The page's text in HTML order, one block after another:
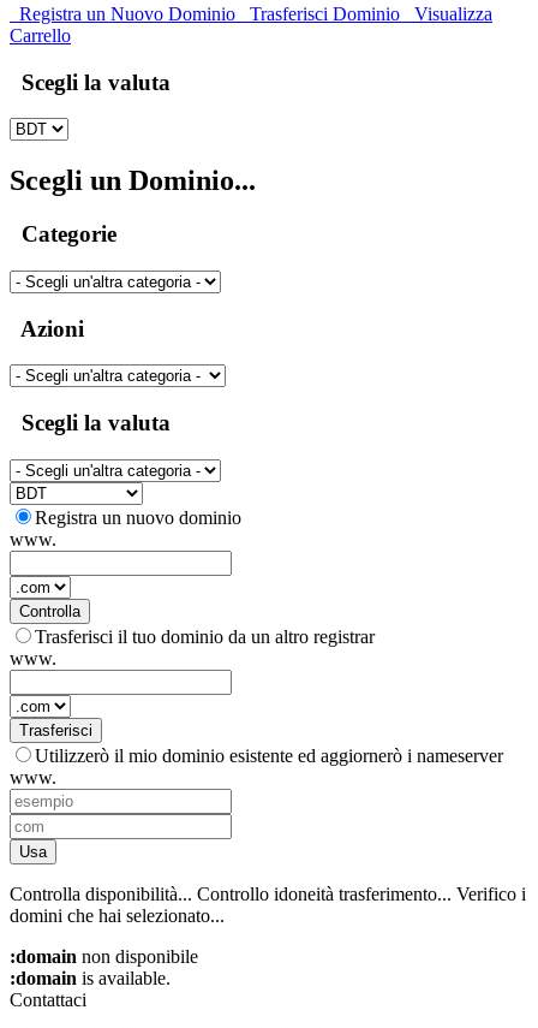
Registra un Nuovo Dominio Trasferisci Dominio
Visualizza
Carrello
Scegli la valuta
Scegli un Dominio...
Categorie
Azioni
Scegli la valuta
Registra un nuovo dominio
www.
Controlla
Trasferisci il tuo dominio da un altro registrar
www.
Trasferisci
Utilizzerò il mio dominio esistente ed aggiornerò i nameserver
www.
Usa
Controlla disponibilità... Controllo idoneità trasferimento... Verifico i
domini che hai selezionato...
:domain non disponibile
:domain is available.
Contattaci